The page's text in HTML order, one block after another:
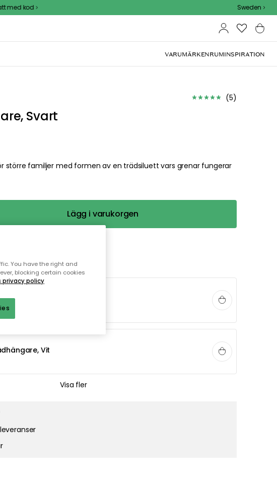
Sweden
VARUMÄRKENRUMINSPIRATION
(5)
Svart
större familjer med formen av en trädsiluett vars grenar fungerar
Lägg i varukorgen
Svart
Vit
Visa fler
You have the right and
blocking certain cookies
privacy policy